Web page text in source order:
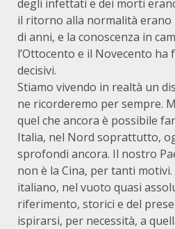
degli infettati e dei morti
il ritorno alla normalità
di anni, e la conoscenza in
l’Ottocento e il Novecento
decisivi.
Stiamo vivendo in realtà un
ne ricorderemo per sempre.
quel che ancora è possibile
Italia, nel Nord soprattutto,
sprofondi ancora. Il nostro
non è la Cina, per tanti
italiano, nel vuoto quasi
riferimento, storici e del
ispirarsi, per necessità, a